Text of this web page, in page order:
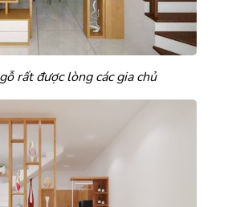
rất được lòng các gia chủ